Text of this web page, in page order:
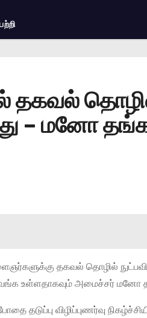
தகவல்
– மனோ
தகவல் தொழில்
உள்ளதாகவும் அமைச்சர் மனோ
தடுப்பு விழிப்புணர்வு